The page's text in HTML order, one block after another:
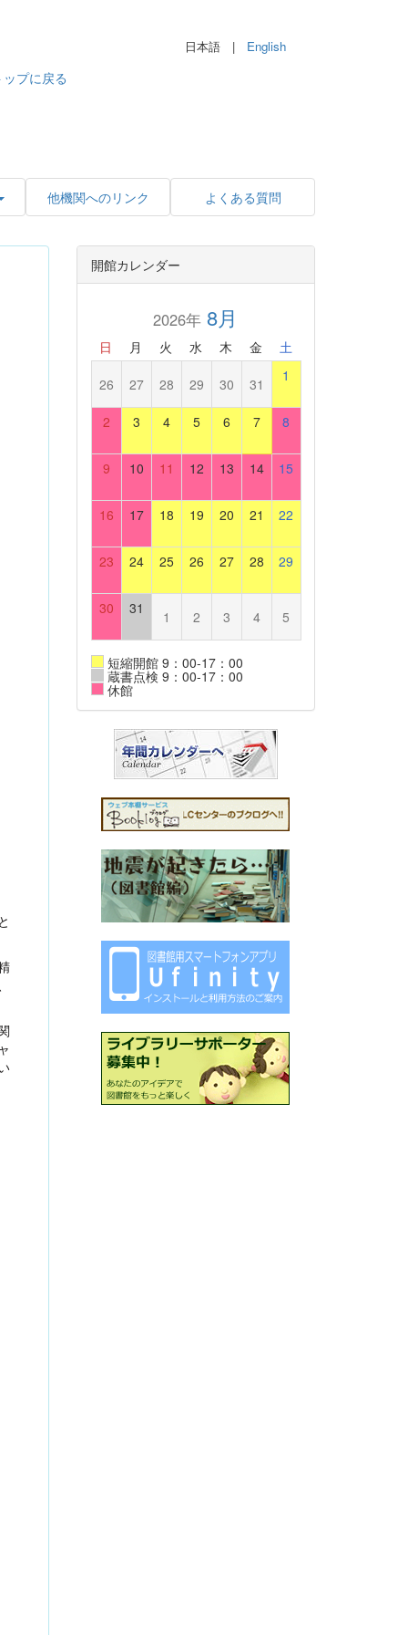
日本語 | English
プに戻る
他機関へのリンク よくある質問
開館カレンダー
2026年 8月
日 月 火 水 木 金 土
26 27 28 29 30 31 1
2 3 4 5 6 7 8
9 10 11 12 13 14 15
16 17 18 19 20 21 22
23 24 25 26 27 28 29
30 31 1 2 3 4 5
短縮開館 9：00-17：00
蔵書点検 9：00-17：00
休館